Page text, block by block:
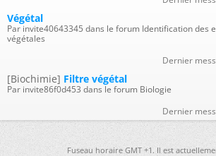
Végétal
Par invite40643345 dans le forum Identification des
végétales
Dernier
[Biochimie] Filtre végétal
Par invite86f0d453 dans le forum Biologie
Dernier
Fuseau horaire GMT +1. Il est